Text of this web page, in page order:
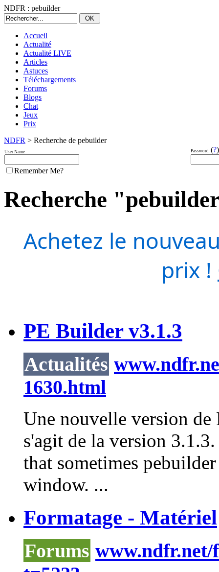
NDFR : pebuilder
Accueil
Actualité
Actualité LIVE
Articles
Astuces
Téléchargements
Forums
Blogs
Chat
Jeux
Prix
NDFR > Recherche de pebuilder
User Name Password (?)
Remember Me?
Recherche
Achetez le
prix !
PE Builder v3.1.3
Actualités
1630.html
Une nouvelle version
s'agit de la version
that sometimes pebuilder
window. ...
Formatage - Matériel
Forums www.ndfr.net/